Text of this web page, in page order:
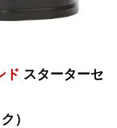
ド スターターセ
）